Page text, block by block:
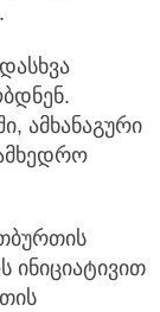
ამხანაგური
ინიციატივით